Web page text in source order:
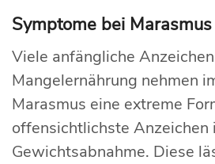
Symptome bei Marasmus
Viele anfängliche
Mangelernährung nehmen
Marasmus eine extreme
offensichtlichste Anzeichen
Gewichtsabnahme. Diese